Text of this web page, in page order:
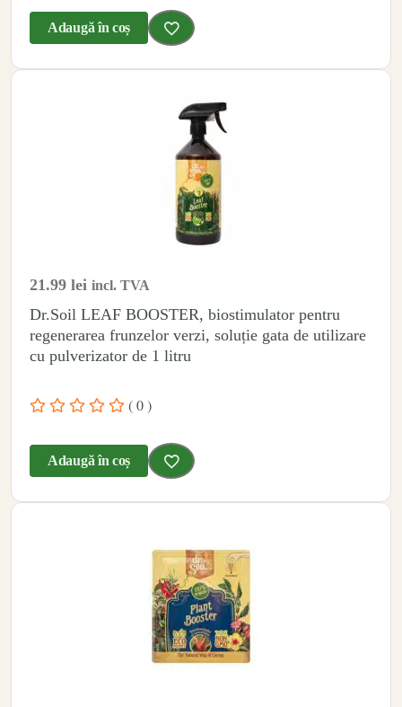
Adaugă în coș
21.99 lei incl. TVA
Dr.Soil LEAF BOOSTER, biostimulator pentru
regenerarea frunzelor verzi, soluție gata de utilizare
cu pulverizator de 1 litru
( 0 )
Adaugă în coș